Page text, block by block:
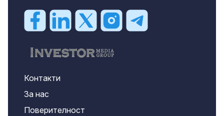
Контакти
За нас
Поверителност